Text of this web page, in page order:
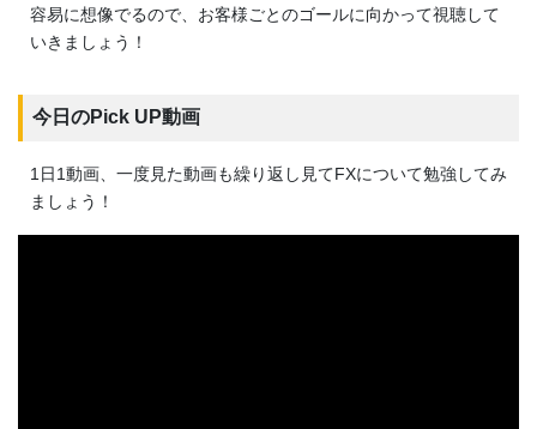
容易に想像でるので、お客様ごとのゴールに向かって視聴して
いきましょう！
今日のPick UP動画
1日1動画、一度見た動画も繰り返し見てFXについて勉強してみ
ましょう！